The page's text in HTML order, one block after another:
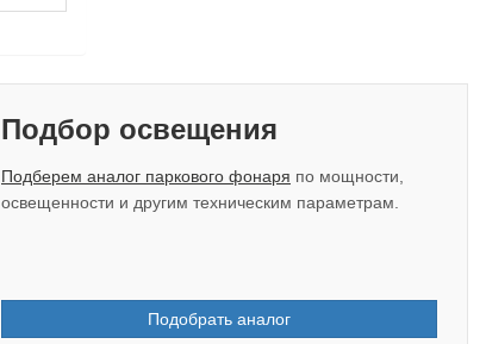
Подбор освещения
Подберем аналог паркового фонаря по мощности,
освещенности и другим техническим параметрам.
Подобрать аналог